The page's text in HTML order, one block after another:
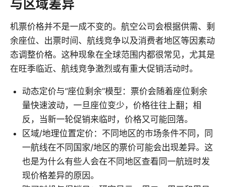
与区域差异
机票价格并不是一成不变的。航空公司会根据供需、剩
余座位、出票时间、航线竞争以及消费者地区等因素动
态调整价格。这种现象在全球范围内都很常见，尤其是
在旺季临近、航线竞争激烈或有重大促销活动时。
动态定价与“座位剩余”模型：票价会随着座位剩余
量快速波动，一旦座位变少，价格往往上翻；相
反，当新一轮促销来临时，价格又可能回落。
区域/地理位置定价：不同地区的市场条件不同，同
一航线在不同国家/地区的票价可能会出现差异。这
也是为什么有些人会在不同地区查看同一航班时发
现价格差异的原因。